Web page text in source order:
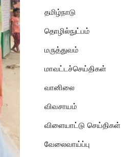
தமிழ்நாடு
தொழில்நுட்பம்
மருத்துவம்
மாவட்டச்செய்திகள்
வானிலை
விவசாயம்
விளையாட்டு செய்திகள்
வேலைவாய்ப்பு